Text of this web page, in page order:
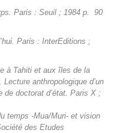
Paris : Seuil ; 1984 p. 90
Paris : InterEditions ;
à Tahiti et aux îles de la
Lecture anthropologique d’un
doctorat d’état. Paris X ;
temps -Mua/Muri- et vision
des Etudes